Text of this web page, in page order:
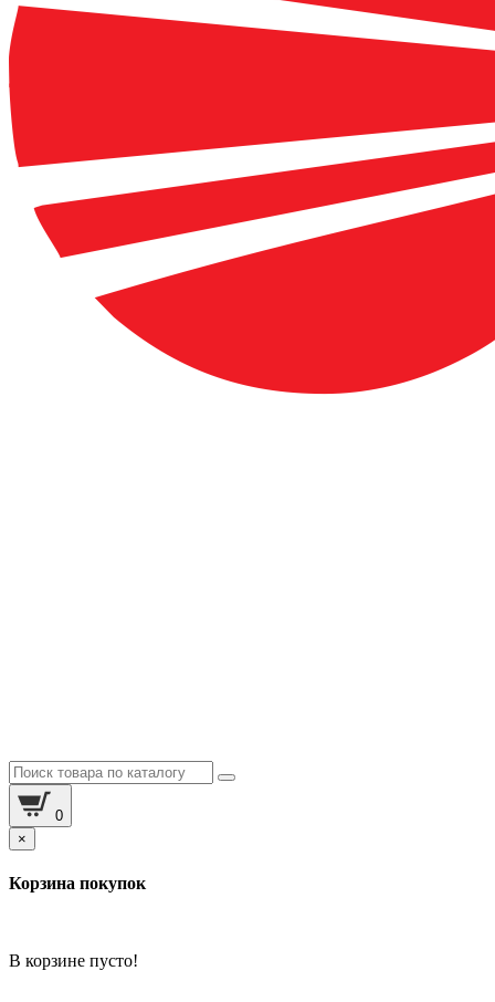
0
×
Корзина покупок
В корзине пусто!